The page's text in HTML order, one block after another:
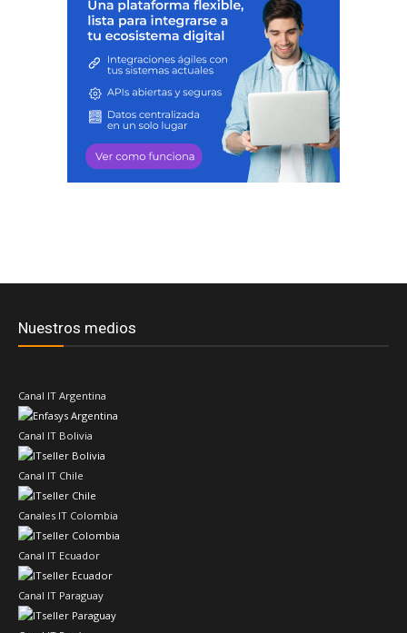
Nuestros medios
Canal IT Argentina
Canal IT Bolivia
Canal IT Chile
Canales IT Colombia
Canal IT Ecuador
Canal IT Paraguay